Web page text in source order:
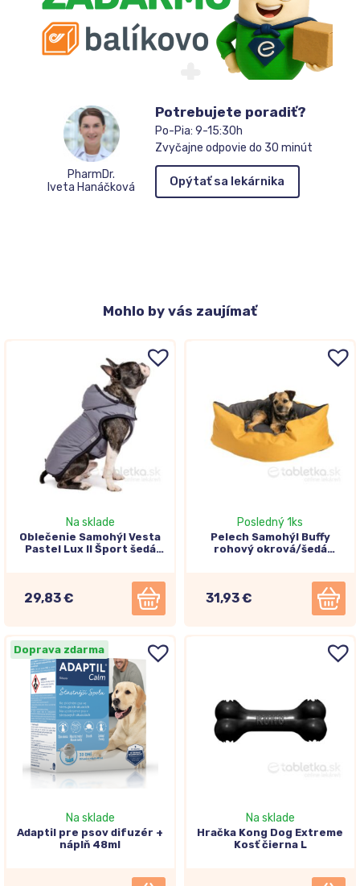
PharmDr.
Iveta Hanáčková
Potrebujete poradiť?
Po-Pia: 9-15:30h
Zvyčajne odpovie do 30 minút
Opýtať sa lekárnika
Mohlo by vás zaujímať
Na sklade
Oblečenie Samohýl Vesta
Pastel Lux II Šport šedá
29,83 €
Posledný 1ks
Pelech Samohýl Buffy
rohový okrová/šedá
31,93 €
Doprava zdarma
Na sklade
Adaptil pre psov difuzér +
náplň 48ml
Na sklade
Hračka Kong Dog Extreme
Kosť čierna L